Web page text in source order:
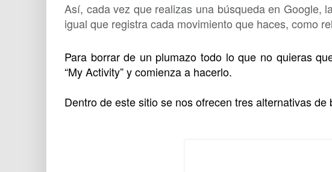
Así, cada vez que realizas una búsqueda en Google,
igual que registra cada movimiento que haces, como
Para borrar de un plumazo todo lo que no quieras
“My Activity” y comienza a hacerlo.
Dentro de este sitio se nos ofrecen tres alternativas de